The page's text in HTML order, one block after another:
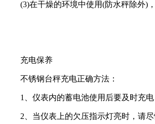
(3)在干燥的环境中使用(防水秤除外)，
充电保养
不锈钢台秤充电正确方法：
1、仪表内的蓄电池使用后要及时充电
2、当仪表上的欠压指示灯亮时，请尽